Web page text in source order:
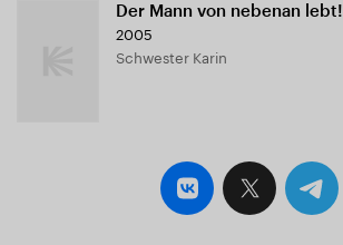
Der Mann von nebenan lebt!
2005
Schwester Karin